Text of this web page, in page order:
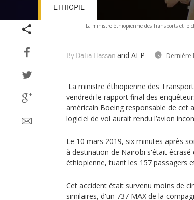
La ministre éthiopienne des Transports et le
By Dalia Hassan and AFP Dernière
ETHIOPIE
La ministre éthiopienne des
vendredi le rapport final des
américain Boeing responsable de cet
logiciel de vol aurait rendu l’avion
Le 10 mars 2019, six minutes après
à destination de Nairobi s'était
éthiopienne, tuant les 157 passagers
Cet accident était survenu moins de
similaires, d'un 737 MAX de la